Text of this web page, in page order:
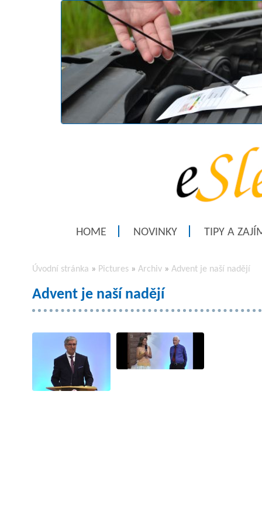
HOME NOVINKY TIPY A
Úvodní stránka » Pictures » Archiv » Advent je naší nadějí
Advent je naší nadějí